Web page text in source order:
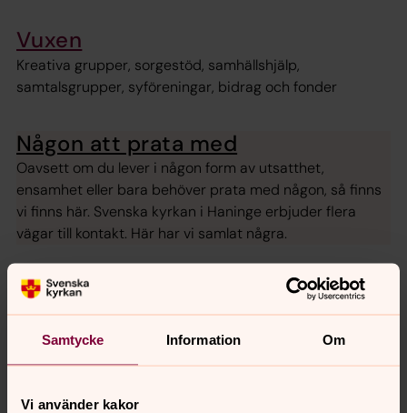
Samtycke Information Om
Vi använder kakor
Vuxen
Kreativa grupper, sorgestöd, samhällshjälp,
samtalsgrupper, syföreningar, bidrag och fonder
Någon att prata med
Oavsett om du lever i någon form av utsatthet,
ensamhet eller bara behöver prata med någon, så finns
vi finns här. Svenska kyrkan i Haninge erbjuder flera
vägar till kontakt. Här har vi samlat några.
Senast ändrad 6 maj 2026
Synpunkter eller frågor på sidans
innehåll?